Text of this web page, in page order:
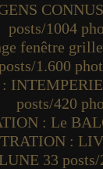
posts/1004
fenêtre
1.600
posts/420
: Le
:
33 posts/